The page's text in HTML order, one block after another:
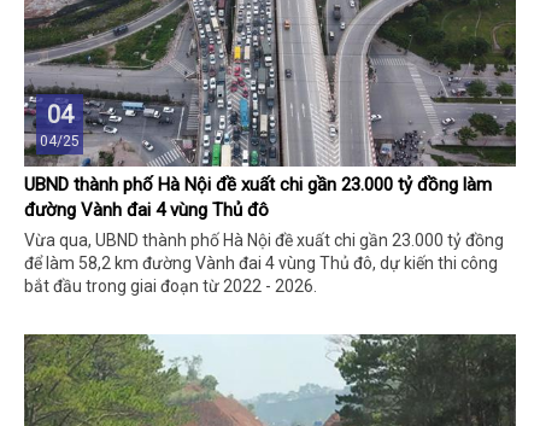
04
04/25
UBND thành phố Hà Nội đề xuất chi gần 23.000 tỷ đồng làm
đường Vành đai 4 vùng Thủ đô
Vừa qua, UBND thành phố Hà Nội đề xuất chi gần 23.000 tỷ đồng
để làm 58,2 km đường Vành đai 4 vùng Thủ đô, dự kiến thi công
bắt đầu trong giai đoạn từ 2022 - 2026.